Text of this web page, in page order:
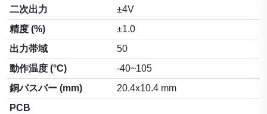
二次出力
±4V
精度 (%)
±1.0
出力帯域
50
動作温度 (°C)
-40~105
銅バスバー (mm)
20.4x10.4 mm
PCB